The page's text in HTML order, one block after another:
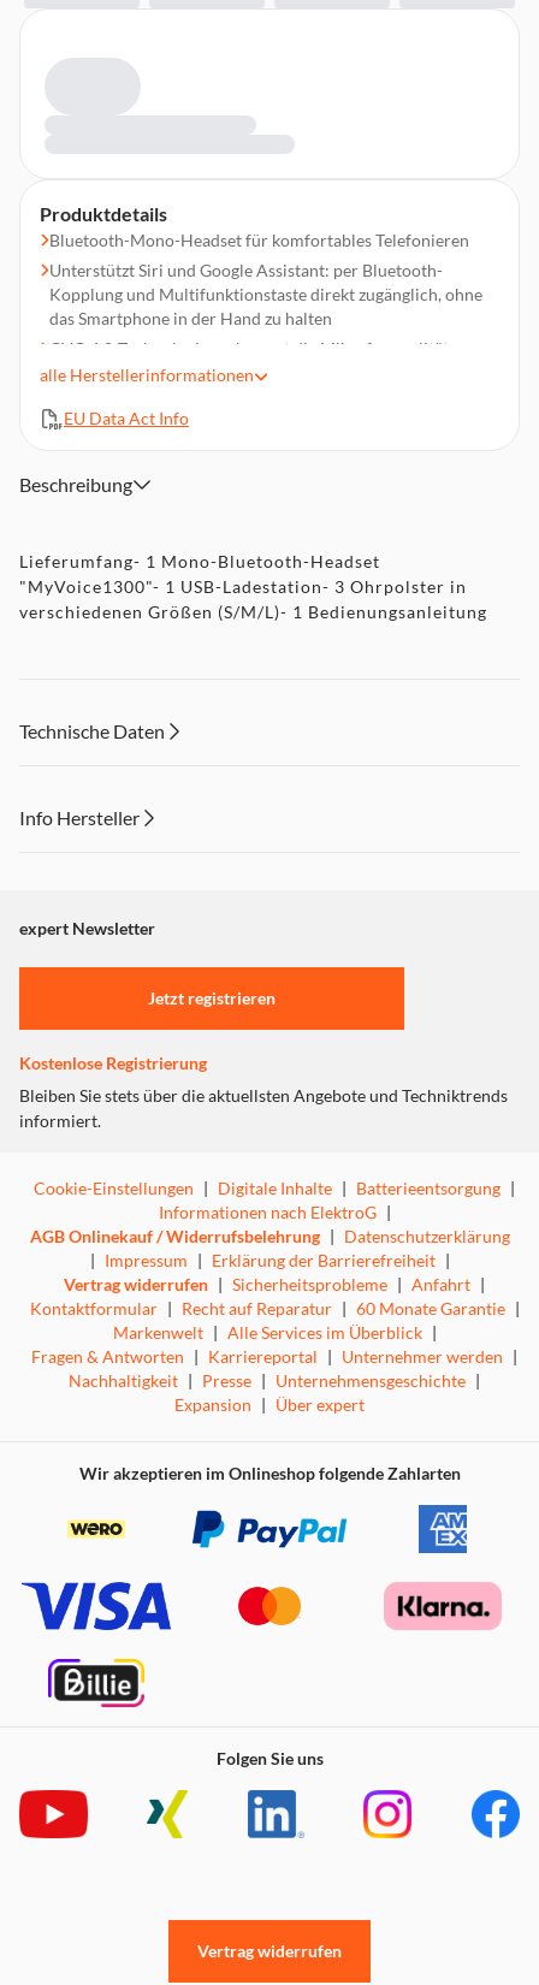
Produktdetails
Bluetooth-Mono-Headset für komfortables Telefonieren
Unterstützt Siri und Google Assistant: per Bluetooth-
Kopplung und Multifunktionstaste direkt zugänglich, ohne
das Smartphone in der Hand zu halten
CVC-6.0-Technologie verbessert die Mikrofonqualität,
unterdrückt Außengeräusche und überträgt klar die eigene
USB-Ladestation ermöglicht jederzeit bequemes Aufladen,
z. B. im Auto, am Power Pack oder Notebook
Verbindung mit zwei Smartphones gleichzeitig möglich
alle Herstellerinformationen
EU Data Act Info
Beschreibung
Lieferumfang- 1 Mono-Bluetooth-Headset
"MyVoice1300"- 1 USB-Ladestation- 3 Ohrpolster in
verschiedenen Größen (S/M/L)- 1 Bedienungsanleitung
Technische Daten
Info Hersteller
"Marketing".
Einstellungen anpassen
expert Newsletter
Jetzt registrieren
Kostenlose Registrierung
Bleiben Sie stets über die aktuellsten Angebote und Techniktrends
informiert.
Cookie-Einstellungen | Digitale Inhalte | Batterieentsorgung |
Informationen nach ElektroG |
AGB Onlinekauf / Widerrufsbelehrung | Datenschutzerklärung
| Impressum | Erklärung der Barrierefreiheit |
Vertrag widerrufen | Sicherheitsprobleme | Anfahrt |
Kontaktformular | Recht auf Reparatur | 60 Monate Garantie |
Markenwelt | Alle Services im Überblick |
Fragen & Antworten | Karriereportal | Unternehmer werden |
Nachhaltigkeit | Presse | Unternehmensgeschichte |
Expansion | Über expert
Wir akzeptieren im Onlineshop folgende Zahlarten
Folgen Sie uns
Vertrag widerrufen